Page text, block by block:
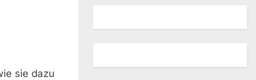
sie dazu